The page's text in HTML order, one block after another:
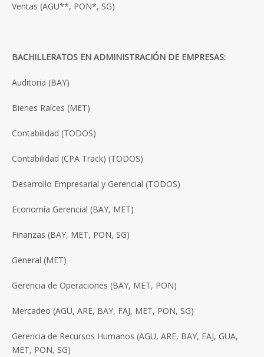
Ventas (AGU**, PON*, SG)
BACHILLERATOS EN ADMINISTRACIÓN DE EMPRESAS:
Auditoria (BAY)
Bienes Raíces (MET)
Contabilidad (TODOS)
Contabilidad (CPA Track) (TODOS)
Desarrollo Empresarial y Gerencial (TODOS)
Economía Gerencial (BAY, MET)
Finanzas (BAY, MET, PON, SG)
General (MET)
Gerencia de Operaciones (BAY, MET, PON)
Mercadeo (AGU, ARE, BAY, FAJ, MET, PON, SG)
Gerencia de Recursos Humanos (AGU, ARE, BAY, FAJ, GUA,
MET, PON, SG)